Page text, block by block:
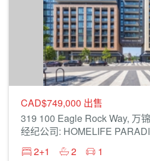
CAD$749,000 出售
319 100 Eagle Rock Way, 万
经纪公司: HOMELIFE
2+1
2 1